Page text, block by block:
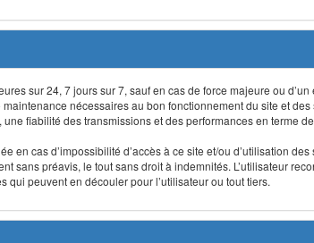
sur 24, 7 jours sur 7, sauf en cas de force majeure ou
nécessaires au bon fonctionnement du site et
fiabilité des transmissions et des performances en terme
en cas d’impossibilité d’accès à ce site et/ou d’utilisation
sans préavis, le tout sans droit à indemnités. L’utilisateur
peuvent en découler pour l’utilisateur ou tout tiers.